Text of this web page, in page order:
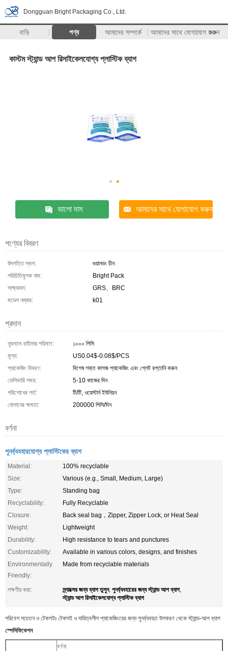
Dongguan Bright Packaging Co., Ltd.
বাড়ি পণ্য আমাদের সম্পর্কে আমাদের সাথে যোগাযোগ করুন
>>
কাস্টম স্ট্যান্ড আপ রিসাইকেলযোগ্য প্লাস্টিক ব্যাগ
ভালো দাম আমাদের সাথে যোগাযোগ করুন
পণ্যের বিবরণ
উৎপত্তি স্থল:
গুয়ানডং চীন
পরিচিতিমুলক নাম:
Bright Pack
সাক্ষ্যদান:
GRS、BRC
মডেল নম্বার:
k01
প্রদান
ন্যূনতম চাহিদার পরিমাণ:
১০০০ পিসি
মূল্য:
US0.04$-0.08$/PCS
প্যাকেজিং বিবরণ:
বিশেষ শক্ত কাগজ প্যাকেজিং এবং প্লেট রপ্তানি করুন
ডেলিভারি সময়:
5-10 কাজের দিন
পরিশোধের শর্ত:
টি/টি, ওয়েস্টার্ন ইউনিয়ন
যোগানের ক্ষমতা:
200000 পিসি/দিন
বর্ণনা
পুনর্ব্যবহারযোগ্য প্লাস্টিকের ব্যাগ
Material:
100% recyclable
Size:
Various (e.g., Small, Medium, Large)
Type:
Standing bag
Recyclability:
Fully Recyclable
Closure:
Back seal bag，Zipper, Zipper Lock, or Heat Seal
Weight:
Lightweight
Durability:
High resistance to tears and punctures
Customizability:
Available in various colors, designs, and finishes
Environmentally
Friendly:
Made from recyclable materials
লক্ষণীয় করা: স্ন্যাক্সের জন্য ব্যাগ তুলুন, পুনর্ব্যবহারের জন্য স্ট্যান্ড আপ ব্যাগ,
স্ট্যান্ড আপ রিসাইকেলযোগ্য প্লাস্টিক ব্যাগ
পরিবেশ সচেতন ও টেকসইঃ টেকসই ও দায়িত্বশীল প্যাকেজিংয়ের জন্য পুনর্ব্যবহৃত উপকরণ থেকে স্ট্যান্ড-আপ ব্যাগ
স্পেসিফিকেশন
বর্ণনা